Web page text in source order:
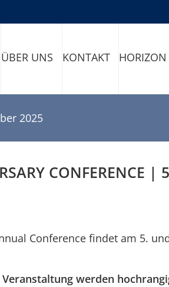
ÜBER UNS KONTAKT HORIZON
2025
CONFERENCE |
Conference findet am 5.
Veranstaltung werden